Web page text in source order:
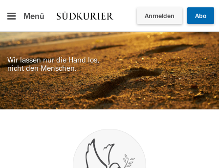
Menü Anmelden Abo
Wir lassen nur die Hand los,
nicht den Menschen.